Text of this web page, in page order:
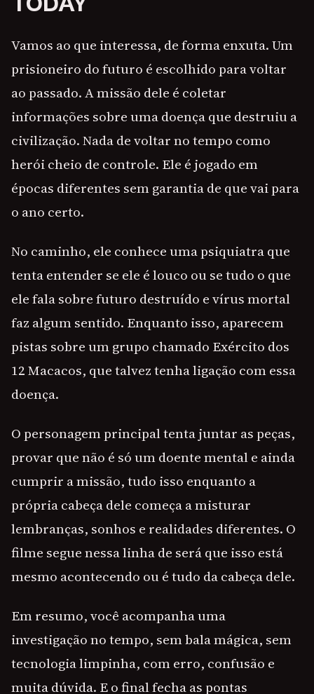
Vamos ao que interessa, de forma enxuta. Um
prisioneiro do futuro é escolhido para voltar
ao passado. A missão dele é coletar
informações sobre uma doença que destruiu a
civilização. Nada de voltar no tempo como
herói cheio de controle. Ele é jogado em
épocas diferentes sem garantia de que vai para
o ano certo.
No caminho, ele conhece uma psiquiatra que
tenta entender se ele é louco ou se tudo o que
ele fala sobre futuro destruído e vírus mortal
faz algum sentido. Enquanto isso, aparecem
pistas sobre um grupo chamado Exército dos
12 Macacos, que talvez tenha ligação com essa
doença.
O personagem principal tenta juntar as peças,
provar que não é só um doente mental e ainda
cumprir a missão, tudo isso enquanto a
própria cabeça dele começa a misturar
lembranças, sonhos e realidades diferentes. O
filme segue nessa linha de será que isso está
mesmo acontecendo ou é tudo da cabeça dele.
Em resumo, você acompanha uma
investigação no tempo, sem bala mágica, sem
tecnologia limpinha, com erro, confusão e
muita dúvida. E o final fecha as pontas